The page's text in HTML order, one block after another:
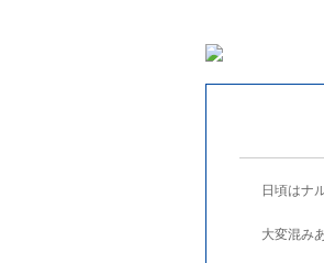
日頃はナ
大変混み